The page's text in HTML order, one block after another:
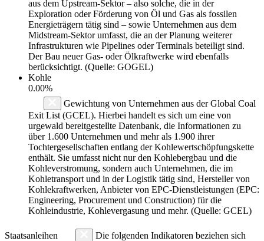
aus dem Upstream-Sektor – also solche, die in der
Exploration oder Förderung von Öl und Gas als fossilen
Energieträgern tätig sind – sowie Unternehmen aus dem
Midstream-Sektor umfasst, die an der Planung weiterer
Infrastrukturen wie Pipelines oder Terminals beteiligt sind.
Der Bau neuer Gas- oder Ölkraftwerke wird ebenfalls
berücksichtigt. (Quelle: GOGEL)
Kohle
0.00%
Gewichtung von Unternehmen aus der Global Coal
Exit List (GCEL). Hierbei handelt es sich um eine von
urgewald bereitgestellte Datenbank, die Informationen zu
über 1.600 Unternehmen und mehr als 1.900 ihrer
Tochtergesellschaften entlang der Kohlewertschöpfungskette
enthält. Sie umfasst nicht nur den Kohlebergbau und die
Kohleverstromung, sondern auch Unternehmen, die im
Kohletransport und in der Logistik tätig sind, Hersteller von
Kohlekraftwerken, Anbieter von EPC-Dienstleistungen (EPC:
Engineering, Procurement und Construction) für die
Kohleindustrie, Kohlevergasung und mehr. (Quelle: GCEL)
Staatsanleihen
Die folgenden Indikatoren beziehen sich